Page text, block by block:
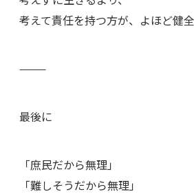
考えて責任を持つ方が、よほど健全
⸻
最後に
「庶民だから無理」
「難しそうだから無理」